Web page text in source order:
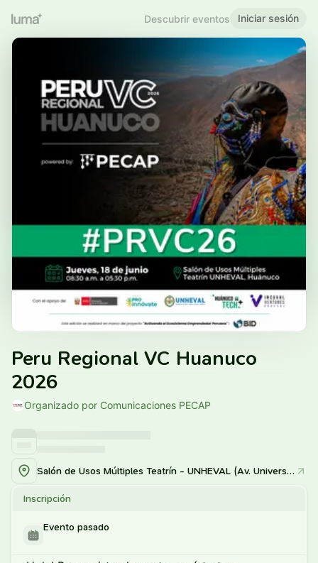
Descubrir eventos Iniciar sesión
Peru Regional VC Huanuco
2026
Organizado por Comunicaciones PECAP
Salón de Usos Múltiples Teatrín - UNHEVAL (Av. Universitaria N° 601-607, Pillco Marca)
Inscripción
Evento pasado